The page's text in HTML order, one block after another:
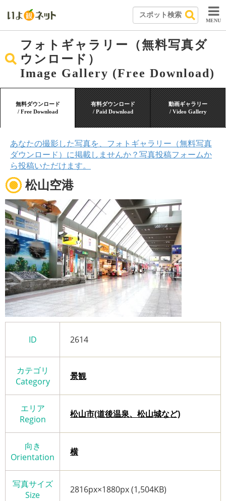
MENU
フォトギャラリー（無料写真ダ
ウンロード）
Image Gallery (Free Download)
無料ダウンロード
/ Free Download
有料ダウンロード
/ Paid Download
動画ギャラリー
/ Video Gallery
あなたの撮影した写真を、フォトギャラリー（無料写真
ダウンロード）に掲載しませんか？写真投稿フォームか
ら投稿いただけます。
松山空港
ID 2614
カテゴリ
Category
景観
エリア
Region
松山市(道後温泉、松山城など)
向き
Orientation
横
写真サイズ
Size
2816px×1880px (1,504KB)